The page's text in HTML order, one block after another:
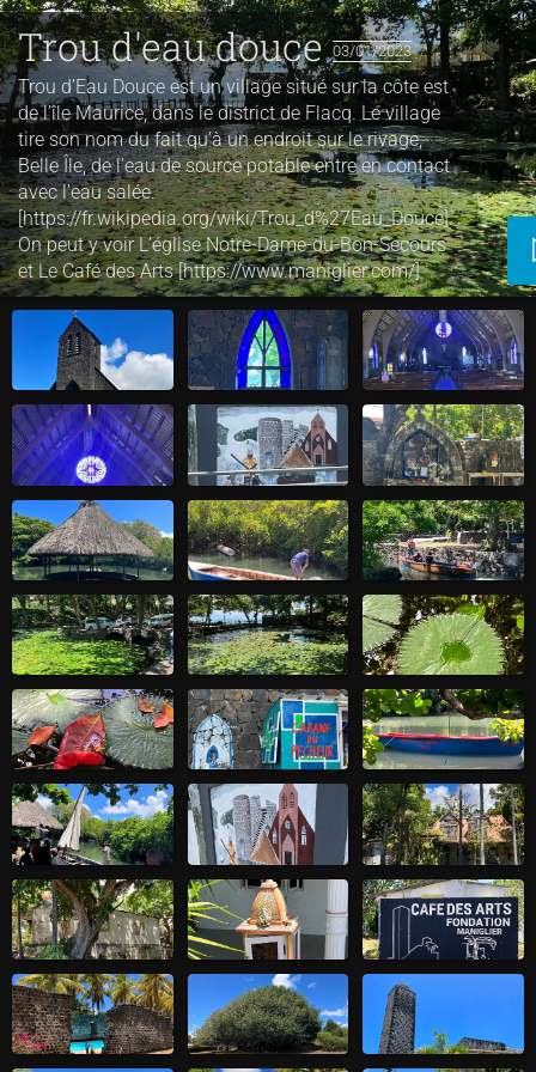
Trou d'eau douce03/01/2023
Trou d’Eau Douce est un village situé sur la côte est
de l’île Maurice, dans le district de Flacq. Le village
tire son nom du fait qu’à un endroit sur le rivage,
Belle Île, de l’eau de source potable entre en contact
avec l’eau salée.
[https://fr.wikipedia.org/wiki/Trou_d%27Eau_Douce].
On peut y voir L’église Notre-Dame-du-Bon-Secours
et Le Café des Arts [https://www.maniglier.com/]